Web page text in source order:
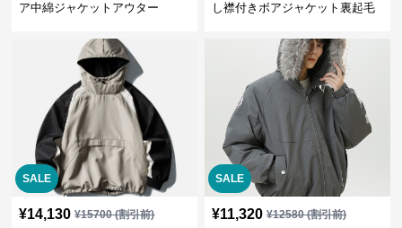
ア中綿ジャケットアウター
し襟付きボアジャケット裏起毛
SALE
¥14,130 ¥15700(割引前)
SALE
¥11,320 ¥12580(割引前)